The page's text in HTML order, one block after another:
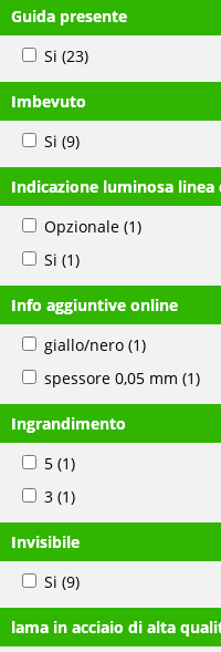
Guida presente
Si (23)
Imbevuto
Si (9)
Indicazione luminosa linea
Opzionale (1)
Si (1)
Info aggiuntive online
giallo/nero (1)
spessore 0,05 mm (1)
Ingrandimento
5 (1)
3 (1)
Invisibile
Si (9)
lama in acciaio di alta